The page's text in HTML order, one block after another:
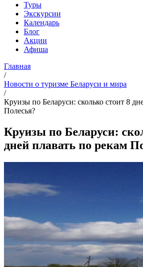
Туры
Экскурсии
Календарь
Блог
Акции
Афиша
Главная
/
Новости о туризме Беларуси и мира
/
Круизы по Беларуси: сколько стоит 8
Полесья?
Круизы по Беларуси:
дней плавать по рекам